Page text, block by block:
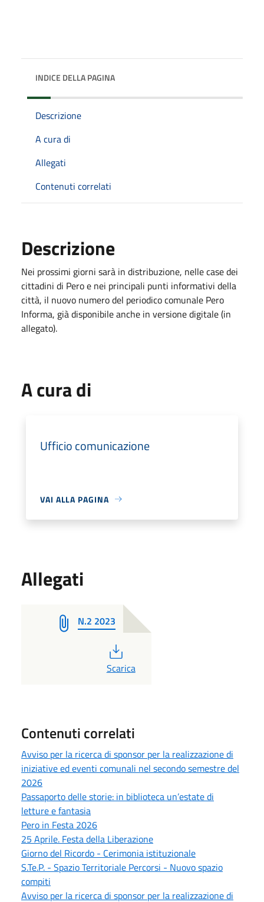
INDICE DELLA PAGINA
Descrizione
A cura di
Allegati
Contenuti correlati
Descrizione
Nei prossimi giorni sarà in distribuzione, nelle case dei
cittadini di Pero e nei principali punti informativi della
città, il nuovo numero del periodico comunale Pero
Informa, già disponibile anche in versione digitale (in
allegato).
A cura di
Ufficio comunicazione
VAI ALLA PAGINA
Allegati
N.2 2023
PDF
Scarica
Contenuti correlati
Avviso per la ricerca di sponsor per la realizzazione di
iniziative ed eventi comunali nel secondo semestre del
2026
Passaporto delle storie: in biblioteca un’estate di
letture e fantasia
Pero in Festa 2026
25 Aprile. Festa della Liberazione
Giorno del Ricordo - Cerimonia istituzionale
S.Te.P. - Spazio Territoriale Percorsi - Nuovo spazio
compiti
Avviso per la ricerca di sponsor per la realizzazione di